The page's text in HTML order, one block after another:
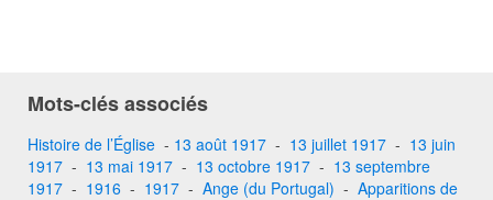
Mots-clés associés
Histoire de l’Église - 13 août 1917 - 13 juillet 1917 - 13 juin
1917 - 13 mai 1917 - 13 octobre 1917 - 13 septembre
1917 - 1916 - 1917 - Ange (du Portugal) - Apparitions de